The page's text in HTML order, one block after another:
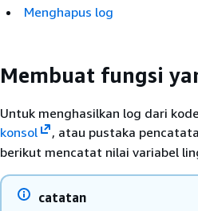
Menghapus log
Membuat fungsi
Untuk menghasilkan log dari
konsol
, atau pustaka
berikut mencatat nilai variabel
catatan